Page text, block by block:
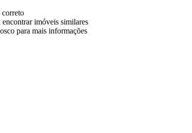
correto
encontrar imóveis similares
para mais informações